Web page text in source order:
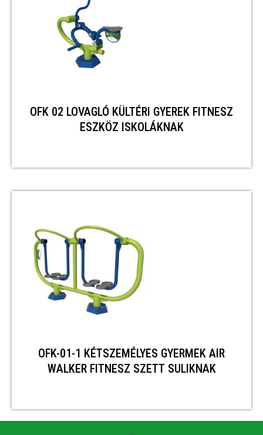
OFK 02 LOVAGLÓ KÜLTÉRI GYEREK FITNESZ
ESZKÖZ ISKOLÁKNAK
OFK-01-1 KÉTSZEMÉLYES GYERMEK AIR
WALKER FITNESZ SZETT SULIKNAK